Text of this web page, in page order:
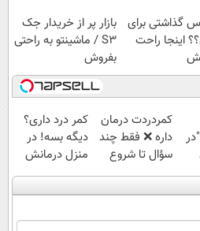
قسطی
گذاشتی برای
اینجا راحت
بازار پر از خریدار جک
S3 / ماشینتو به راحتی
بفروش
+
‌کمردردت درمان
داره ❌ فقط چند
سؤال تا شروع
بهبودی فاصله‌
داری!
کمر درد داری؟
دیگه بسه! در
منزل درمانش
کن
(◀پرسش‌نامه)